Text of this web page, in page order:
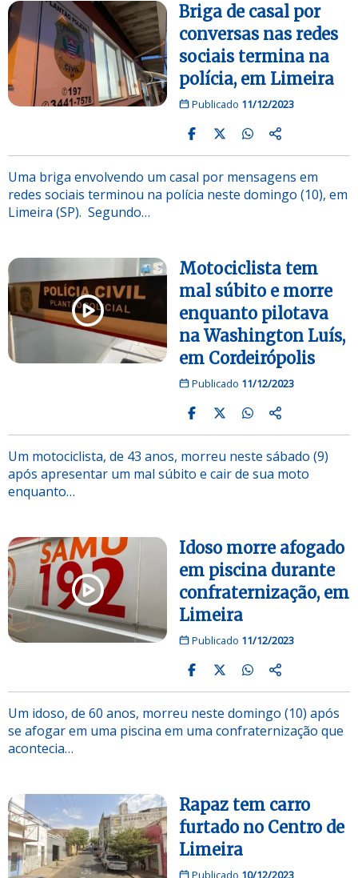
Briga de casal por
conversas nas redes
sociais termina na
polícia, em Limeira
Publicado 11/12/2023
Uma briga envolvendo um casal por mensagens em
redes sociais terminou na polícia neste domingo (10), em
Limeira (SP). Segundo…
Motociclista tem
mal súbito e morre
enquanto pilotava
na Washington Luís,
em Cordeirópolis
Publicado 11/12/2023
Um motociclista, de 43 anos, morreu neste sábado (9)
após apresentar um mal súbito e cair de sua moto
enquanto…
Idoso morre afogado
em piscina durante
confraternização, em
Limeira
Publicado 11/12/2023
Um idoso, de 60 anos, morreu neste domingo (10) após
se afogar em uma piscina em uma confraternização que
acontecia…
Rapaz tem carro
furtado no Centro de
Limeira
Publicado 10/12/2023